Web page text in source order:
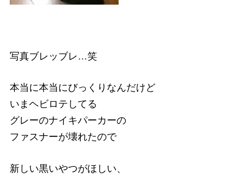
写真ブレッブレ…笑
本当に本当にびっくりなんだけど
いまヘビロテしてる
グレーのナイキパーカーの
ファスナーが壊れたので
新しい黒いやつがほしい、